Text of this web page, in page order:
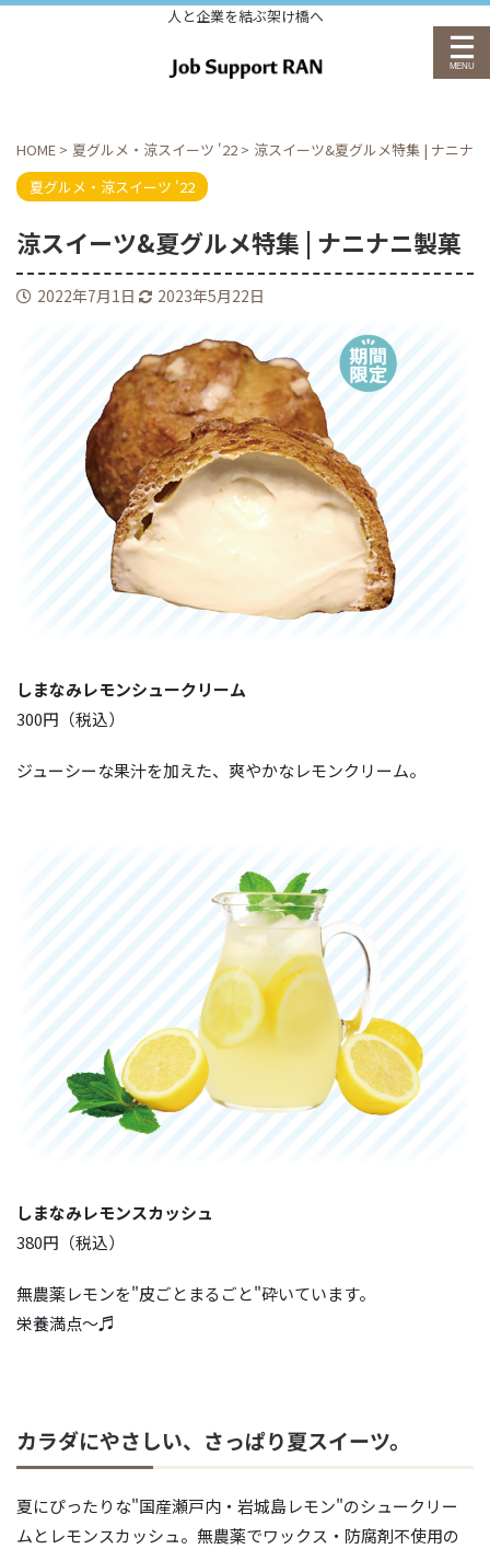
人と企業を結ぶ架け橋へ
HOME > 夏グルメ・涼スイーツ '22 > 涼スイーツ&夏グルメ特集 | ナニナ
夏グルメ・涼スイーツ '22
涼スイーツ&夏グルメ特集 | ナニナニ製菓
2022年7月1日 2023年5月22日
しまなみレモンシュークリーム
300円（税込）
ジューシーな果汁を加えた、爽やかなレモンクリーム。
しまなみレモンスカッシュ
380円（税込）
無農薬レモンを"皮ごとまるごと"砕いています。
栄養満点～♬
カラダにやさしい、さっぱり夏スイーツ。
夏にぴったりな"国産瀬戸内・岩城島レモン"のシュークリー
ムとレモンスカッシュ。無農薬でワックス・防腐剤不使用の